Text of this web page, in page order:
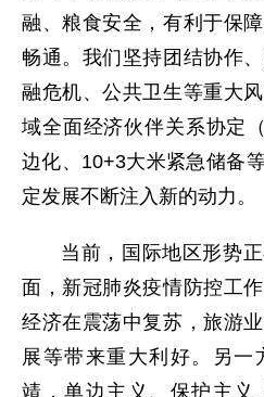
融、粮食安全，有利于保
畅通。我们坚持团结协作
融危机、公共卫生等重大
域全面经济伙伴关系协定
边化、10+3大米紧急储备
定发展不断注入新的动力。
当前，国际地区形势
面，新冠肺炎疫情防控工
经济在震荡中复苏，旅游
展等带来重大利好。另一
靖，单边主义、保护主义